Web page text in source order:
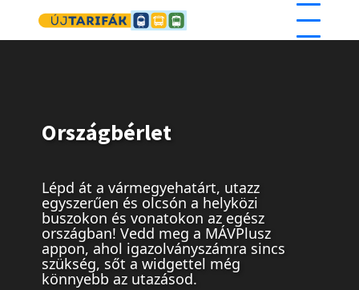
Ugrás a tartalomra
Országbérlet
Lépd át a vármegyehatárt, utazz
egyszerűen és olcsón a helyközi
buszokon és vonatokon az egész
országban! Vedd meg a MÁVPlusz
appon, ahol igazolványszámra sincs
szükség, sőt a widgettel még
könnyebb az utazásod.